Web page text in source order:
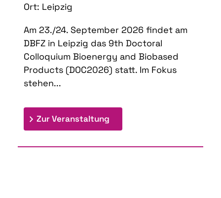
Ort: Leipzig
Am 23./24. September 2026 findet am
DBFZ in Leipzig das 9th Doctoral
Colloquium Bioenergy and Biobased
Products (DOC2026) statt. Im Fokus
stehen...
Zur Veranstaltung